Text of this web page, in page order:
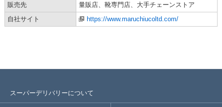
販売先
量販店、靴専門店、大手チェーンストア
自社サイト
https://www.maruchiucoltd.com/
スーパーデリバリーについて